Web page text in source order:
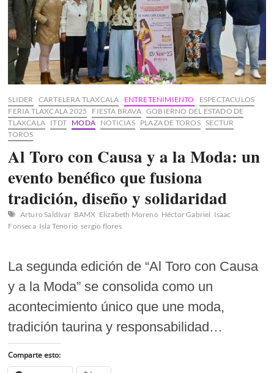
SLIDER CARTELERA TLAXCALA ENTRETENIMIENTO
ESPECTACULOS
FERIA TLAXCALA 2025
FIESTA BRAVA GOBIERNO DEL ESTADO DE
TLAXCALA ITDT MODA NOTICIAS PLAZA DE TOROS SECTUR
TOROS
Al Toro con Causa y a la Moda: un
evento benéfico que fusiona
tradición, diseño y solidaridad
Arturo Saldívar BAMX Elizabeth Moreno Héctor Gabriel Isaac
Fonseca Isla Tenorio sergio flores
La segunda edición de “Al Toro con Causa
y a la Moda” se consolida como un
acontecimiento único que une moda,
tradición taurina y responsabilidad…
Comparte esto: